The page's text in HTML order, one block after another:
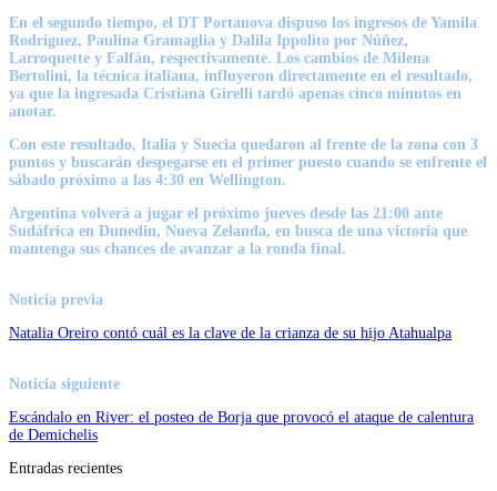
En el segundo tiempo, el DT Portanova dispuso los ingresos de Yamila
Rodríguez, Paulina Gramaglia y Dalila Ippolito por Núñez,
Larroquette y Falfán, respectivamente. Los cambios de Milena
Bertolini, la técnica italiana, influyeron directamente en el resultado,
ya que la ingresada Cristiana Girelli tardó apenas cinco minutos en
anotar.
Con este resultado, Italia y Suecia quedaron al frente de la zona con 3
puntos y buscarán despegarse en el primer puesto cuando se enfrente el
sábado próximo a las 4:30 en Wellington.
Argentina volverá a jugar el próximo jueves desde las 21:00 ante
Sudáfrica en Dunedin, Nueva Zelanda, en busca de una victoria que
mantenga sus chances de avanzar a la ronda final.
Noticia previa
Natalia Oreiro contó cuál es la clave de la crianza de su hijo Atahualpa
Noticia siguiente
Escándalo en River: el posteo de Borja que provocó el ataque de calentura
de Demichelis
Entradas recientes